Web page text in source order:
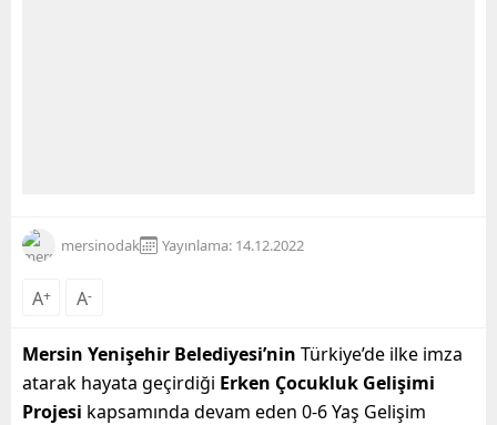
mersinodak Yayınlama: 14.12.2022
A+ A-
Mersin Yenişehir Belediyesi’nin Türkiye’de ilke imza
atarak hayata geçirdiği Erken Çocukluk Gelişimi
Projesi kapsamında devam eden 0-6 Yaş Gelişim